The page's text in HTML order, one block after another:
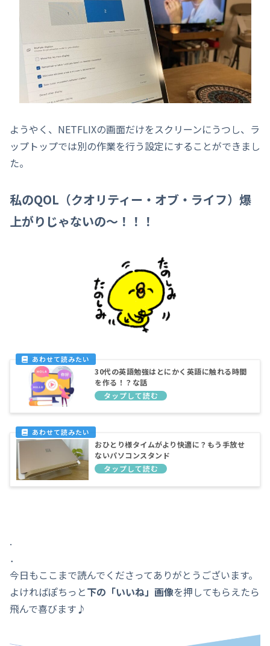
ようやく、NETFLIXの画面だけをスクリーンにうつし、ラ
ップトップでは別の作業を行う設定にすることができまし
た。
私のQOL（クオリティー・オブ・ライフ）爆
上がりじゃないの～！！！
30代の英語勉強はとにかく英語に触れる時間
を作る！？な話
おひとり様タイムがより快適に？もう手放せ
ないパソコンスタンド
.
．
今日もここまで読んでくださってありがとうございます。
よければぽちっと下の「いいね」画像を押してもらえたら
飛んで喜びます♪